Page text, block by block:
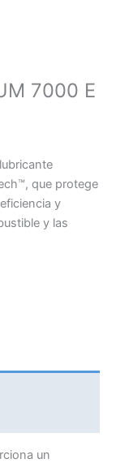
7000 E
que protege
y
y las
un